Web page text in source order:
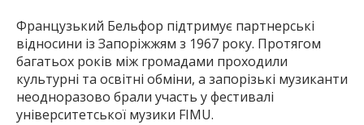
Французький Бельфор підтримує партнерські
відносини із Запоріжжям з 1967 року. Протягом
багатьох років між громадами проходили
культурні та освітні обміни, а запорізькі музиканти
неодноразово брали участь у фестивалі
університетської музики FIMU.